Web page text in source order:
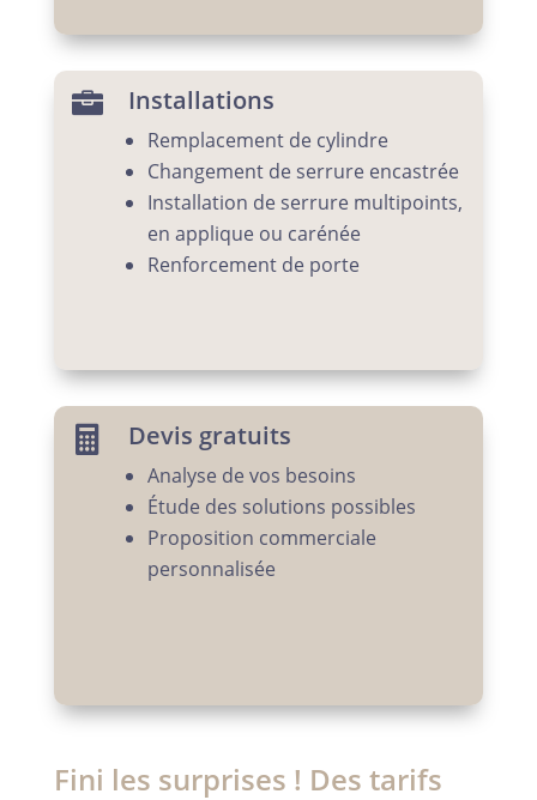
 Installations
Remplacement de cylindre
Changement de serrure encastrée
Installation de serrure multipoints,
en applique ou carénée
Renforcement de porte
 Devis gratuits
Analyse de vos besoins
Étude des solutions possibles
Proposition commerciale
personnalisée
Fini les surprises ! Des tarifs